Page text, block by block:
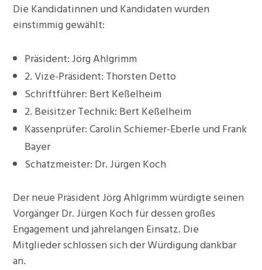
Die Kandidatinnen und Kandidaten wurden
einstimmig gewählt:
Präsident: Jörg Ahlgrimm
2. Vize-Präsident: Thorsten Detto
Schriftführer: Bert Keßelheim
2. Beisitzer Technik: Bert Keßelheim
Kassenprüfer: Carolin Schiemer-Eberle und Frank
Bayer
Schatzmeister: Dr. Jürgen Koch
Der neue Präsident Jörg Ahlgrimm würdigte seinen
Vorgänger Dr. Jürgen Koch für dessen großes
Engagement und jahrelangen Einsatz. Die
Mitglieder schlossen sich der Würdigung dankbar
an.